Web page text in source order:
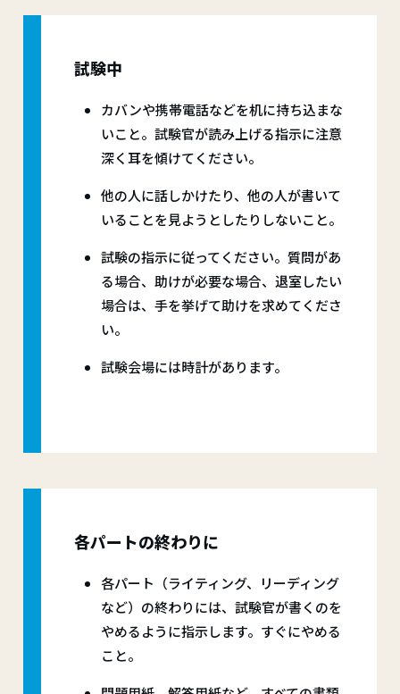
試験中
カバンや携帯電話などを机に持ち込まな
いこと。試験官が読み上げる指示に注意
深く耳を傾けてください。
他の人に話しかけたり、他の人が書いて
いることを見ようとしたりしないこと。
試験の指示に従ってください。質問があ
る場合、助けが必要な場合、退室したい
場合は、手を挙げて助けを求めてくださ
い。
試験会場には時計があります。
各パートの終わりに
各パート（ライティング、リーディング
など）の終わりには、試験官が書くのを
やめるように指示します。すぐにやめる
こと。